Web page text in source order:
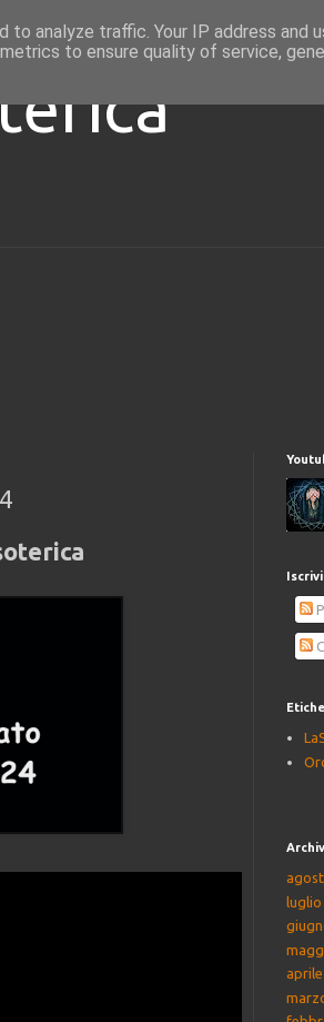
luglio
analyze traffic. Your IP address and
to ensure quality of service,